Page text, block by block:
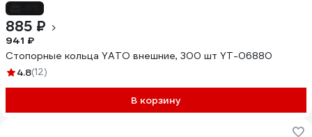
885 ₽
941 ₽
Стопорные кольца YATO внешние, 300 шт YT-06880
4.8(12)
В корзину